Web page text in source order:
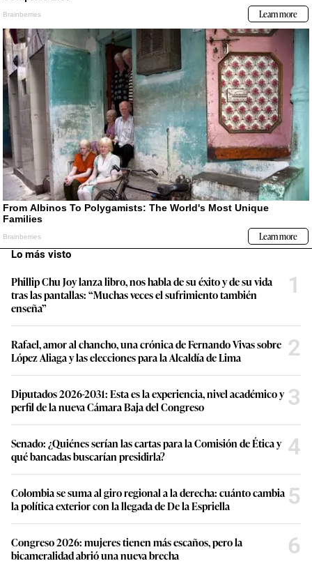
Lo más visto
Phillip Chu Joy lanza libro, nos habla de su éxito y de su vida
tras las pantallas: “Muchas veces el sufrimiento también
enseña”
1
Rafael, amor al chancho, una crónica de Fernando Vivas sobre
López Aliaga y las elecciones para la Alcaldía de Lima
2
Diputados 2026-2031: Esta es la experiencia, nivel académico y
perfil de la nueva Cámara Baja del Congreso
3
Senado: ¿Quiénes serían las cartas para la Comisión de Ética y
qué bancadas buscarían presidirla?
4
Colombia se suma al giro regional a la derecha: cuánto cambia
la política exterior con la llegada de De la Espriella
5
Congreso 2026: mujeres tienen más escaños, pero la
bicameralidad abrió una nueva brecha
6